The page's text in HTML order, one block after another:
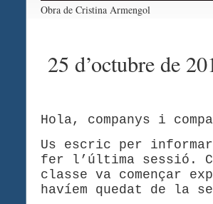
Obra de Cristina Armengol
25 d’octubre de
Hola, companys i
Us escric per
fer l’última sessió.
classe va començar
havíem quedat de la